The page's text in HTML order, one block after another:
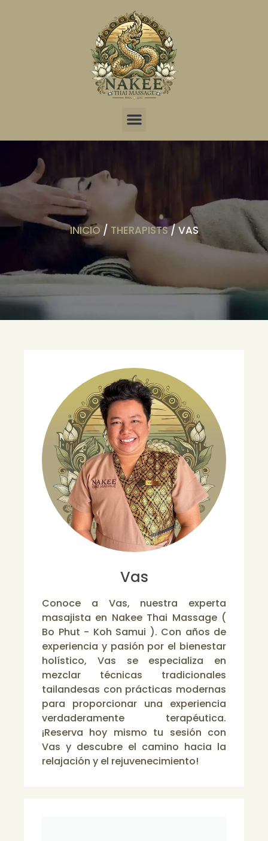
INICIO / THERAPISTS/ VAS
Vas
Conoce a Vas, nuestra experta
masajista en Nakee Thai Massage (
Bo Phut - Koh Samui ). Con años de
experiencia y pasión por el bienestar
holístico, Vas se especializa en
mezclar técnicas tradicionales
tailandesas con prácticas modernas
para proporcionar una experiencia
verdaderamente terapéutica.
¡Reserva hoy mismo tu sesión con
Vas y descubre el camino hacia la
relajación y el rejuvenecimiento!